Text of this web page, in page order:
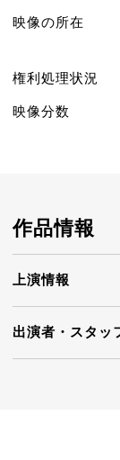
映像の所在
権利処理状況
映像分数
作品情報
上演情報
出演者・ スタッ